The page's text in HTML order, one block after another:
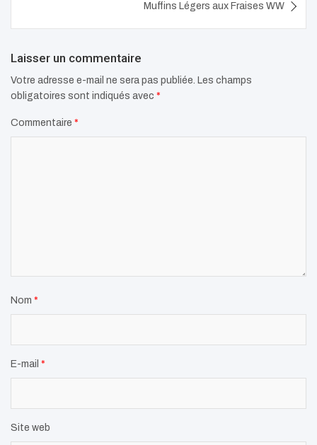
Muffins Légers aux Fraises WW
Laisser un commentaire
Votre adresse e-mail ne sera pas publiée. Les champs
obligatoires sont indiqués avec *
Commentaire *
Nom *
E-mail *
Site web